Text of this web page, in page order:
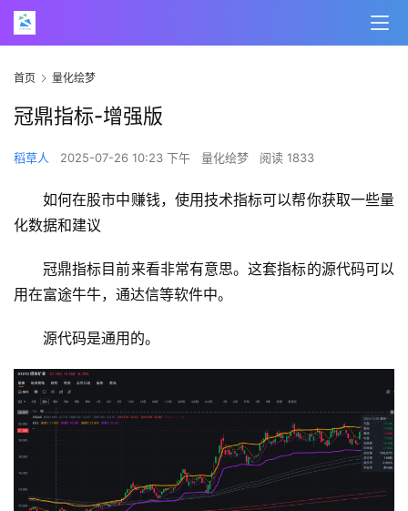
首页 量化绘梦
冠鼎指标-增强版
稻草人 2025-07-26 10:23 下午 量化绘梦 阅读 1833
如何在股市中赚钱，使用技术指标可以帮你获取一些量
化数据和建议
冠鼎指标目前来看非常有意思。这套指标的源代码可以
用在富途牛牛，通达信等软件中。
源代码是通用的。